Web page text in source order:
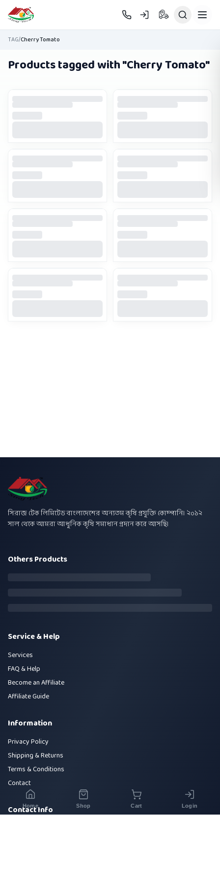
Skip to main content
TAG/Cherry Tomato
Products tagged with "Cherry Tomato"
সিরাজ টেক লিমিটেড বাংলাদেশের অন্যতম কৃষি প্রযুক্তি কোম্পানি। ২০১২
সাল থেকে আমরা আধুনিক কৃষি সমাধান প্রদান করে আসছি।
Others Products
Service & Help
Services
FAQ & Help
Become an Affiliate
Affiliate Guide
Information
Privacy Policy
Shipping & Returns
Terms & Conditions
Contact
Contact Info
Home Shop Cart Login